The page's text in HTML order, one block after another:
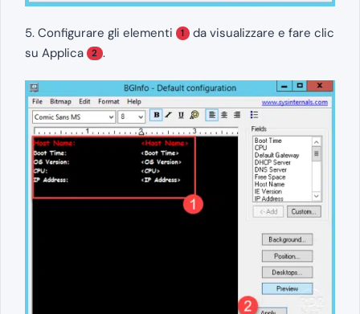
5. Configurare gli elementi 1 da visualizzare e fare clic
su Applica
2 .